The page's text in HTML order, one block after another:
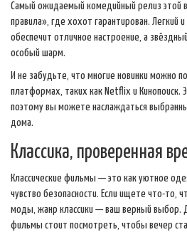
Самый ожидаемый комедийный релиз этой
правила», где хохот гарантирован. Легкий
обеспечит отличное настроение, а
особый шарм.
И не забудьте, что многие новинки можно
платформах, таких как Netflix и Кинопоиск.
поэтому вы можете наслаждаться
дома.
Классика, проверенная
Классические фильмы — это как уютное
чувство безопасности. Если ищете что-то,
моды, жанр классики — ваш верный выбор.
фильмы стоит посмотреть, чтобы вечер